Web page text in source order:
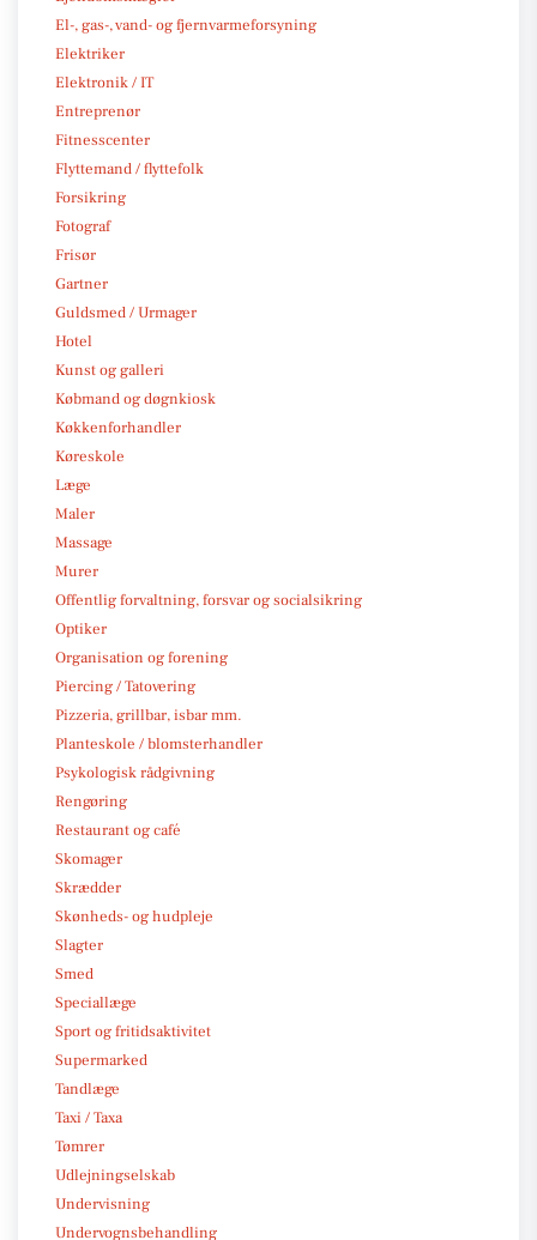
El-, gas-, vand- og fjernvarmeforsyning
Elektriker
Elektronik / IT
Entreprenør
Fitnesscenter
Flyttemand / flyttefolk
Forsikring
Fotograf
Frisør
Gartner
Guldsmed / Urmager
Hotel
Kunst og galleri
Købmand og døgnkiosk
Køkkenforhandler
Køreskole
Læge
Maler
Massage
Murer
Offentlig forvaltning, forsvar og socialsikring
Optiker
Organisation og forening
Piercing / Tatovering
Pizzeria, grillbar, isbar mm.
Planteskole / blomsterhandler
Psykologisk rådgivning
Rengøring
Restaurant og café
Skomager
Skrædder
Skønheds- og hudpleje
Slagter
Smed
Speciallæge
Sport og fritidsaktivitet
Supermarked
Tandlæge
Taxi / Taxa
Tømrer
Udlejningselskab
Undervisning
Undervognsbehandling